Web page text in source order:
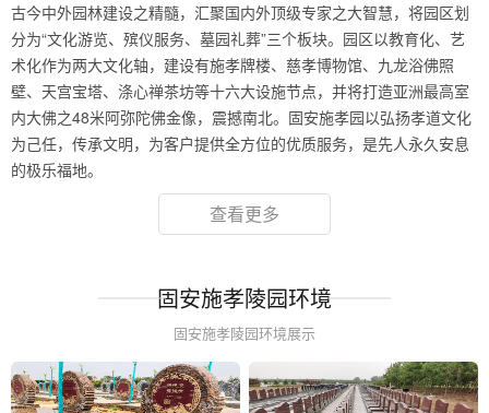
古今中外园林建设之精髓，汇聚国内外顶级专家之大智慧，将园区划
分为“文化游览、殡仪服务、墓园礼葬”三个板块。园区以教育化、艺
术化作为两大文化轴，建设有施孝牌楼、慈孝博物馆、九龙浴佛照
壁、天宫宝塔、涤心禅茶坊等十六大设施节点，并将打造亚洲最高室
内大佛之48米阿弥陀佛金像，震撼南北。固安施孝园以弘扬孝道文化
为己任，传承文明，为客户提供全方位的优质服务，是先人永久安息
的极乐福地。
查看更多
固安施孝陵园环境
固安施孝陵园环境展示